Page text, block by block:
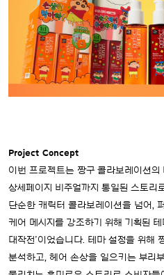
Project Concept
이번 프로젝트는 짱구 콜라보레이션
상세페이지 비주얼까지 통일된 스토리
단순한 캐릭터 콜라보레이션을 넘어,
케어 메시지를 강조하기 위해 기획된
대작전’이었습니다. 테마 설정을 위해
분석하고, 헤어 손상을 일으키는 부리